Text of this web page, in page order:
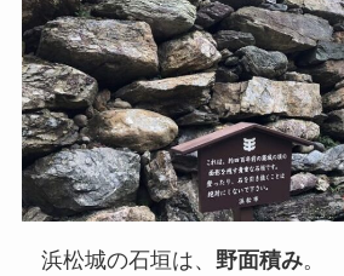
浜松城の石垣は、野面積み。